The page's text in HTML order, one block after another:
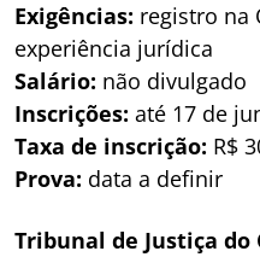
Exigências: registro na
experiência jurídica
Salário: não divulgado
Inscrições: até 17 de
Taxa de inscrição: R$
Prova: data a definir
Tribunal de Justiça do